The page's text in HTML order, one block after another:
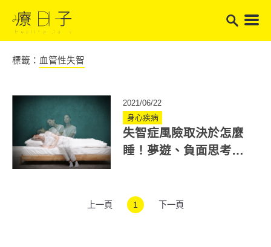
標籤： 血管性失智
2021/06/22
身心疾病
失智症風險取決於怎麼
睡！夢遊、負面思考都
上一頁 1 下一頁